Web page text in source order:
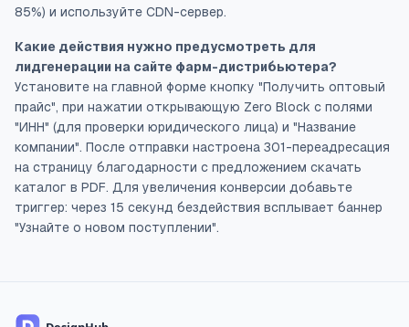
85%) и используйте CDN-сервер.
Какие действия нужно предусмотреть для
лидгенерации на сайте фарм-дистрибьютера?
Установите на главной форме кнопку "Получить оптовый
прайс", при нажатии открывающую Zero Block с полями
"ИНН" (для проверки юридического лица) и "Название
компании". После отправки настроена 301-переадресация
на страницу благодарности с предложением скачать
каталог в PDF. Для увеличения конверсии добавьте
триггер: через 15 секунд бездействия всплывает баннер
"Узнайте о новом поступлении".